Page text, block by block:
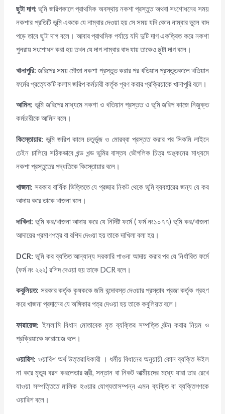
ছুটা দাগ: ভূমি জরিপকালে প্রাথমিক অবস্থায় নকশা প্রস্তুত অথবা সংশোধনের সময়
নকশার প্রতিটি ভূমি এককে যে নাম্বার দেওয়া হয় সে সময় যদি কোন নাম্বার ভুলে বাদ
পড়ে তাবে ছুটা দাগ বলে। আবার প্রাথমিক পর্যায়ে যদি দুটি দাগ একত্রিত করে নকশা
পুনরায় সংশোধন করা হয় তখন যে দাগ নাম্বার বাদ যায় তাকেও ছুটা দাগ বলে।
খানাপুরি: জরিপের সময় মৌজা নকশা প্রস্তুত করার পর খতিয়ান প্রস্তুতকালে খতিয়ান
ফর্মের প্রত্যেকটি কলাম জরিপ কর্মচারী কর্তৃক পূরণ করার প্রক্রিয়াকে খানাপুরি বলে।
আমিন: ভূমি জরিপের মাধ্যমে নকশা ও খতিয়ান প্রস্তত ও ভূমি জরিপ কাজে নিজুক্ত
কর্মচারীকে আমিন বলে।
কিস্তোয়ার: ভূমি জরিপ কালে চতুর্ভুজ ও মোরব্বা প্রস্তত করার পর সিকমি লাইনে
চেইন চালিয়ে সঠিকভাবে খন্ড খন্ড ভুমির বাস্তব ভৌগলিক চিত্র অঙ্কনের মাধ্যমে
নকশা প্রস্তুতের পদ্ধতিকে কিস্তোয়ার বলে।
খাজনা: সরকার বার্ষিক ভিত্তিতে যে প্রজার নিকট থেকে ভূমি ব্যবহারের জন্য যে কর
আদায় করে তাকে খাজনা বলে।
দাখিলা: ভূমি কর/খাজনা আদায় করে যে নির্দিষ্ট ফর্মে ( ফর্ম নং১০৭৭) ভূমি কর/খাজনা
আদায়ের প্রমাণপত্র বা রশিদ দেওয়া হয় তাকে দাখিলা বলা হয়।
DCR: ভূমি কর ব্যতিত আন্যান্য সরকারি পাওনা আদায় করার পর যে নির্ধারিত ফর্মে
(ফর্ম নং ২২২) রশিদ দেওয়া হয় তাকে DCR বলে।
কবুলিয়ত: সরকার কর্তৃক কৃষককে জমি বন্দোবস্ত দেওয়ার প্রস্তাব প্রজা কর্তৃক গ্রহণ
করে খাজনা প্রদানের যে অঙ্গিকার পত্র দেওয়া হয় তাকে কবুলিয়ত বলে।
ফারায়েজ: ইসলামি বিধান মোতাবেক মৃত ব্যক্তির সম্পত্তি বন্টন করার নিয়ম ও
প্রক্রিয়াকে ফারায়েজ বলে।
ওয়ারিশ: ওয়ারিশ অর্থ উত্তরাধিকারী । ধর্মীয় বিধানের অনুয়ায়ী কোন ব্যক্তি উইল
না করে মৃত্যু বরন করলেতার স্ত্রী, সন্তান বা নিকট আত্মীয়দের মধ্যে যারা তার রেখে
যাওয়া সম্পত্তিতে মালিক হওয়ার যোগ্যতাসম্পন্ন এমন ব্যক্তি বা ব্যক্তিগণকে
ওয়ারিশ বলে।